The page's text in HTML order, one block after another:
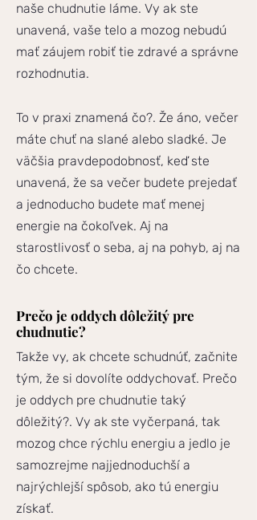
naše chudnutie láme. Vy ak ste
unavená, vaše telo a mozog nebudú
mať záujem robiť tie zdravé a správne
rozhodnutia.
To v praxi znamená čo?. Že áno, večer
máte chuť na slané alebo sladké. Je
väčšia pravdepodobnosť, keď ste
unavená, že sa večer budete prejedať
a jednoducho budete mať menej
energie na čokoľvek. Aj na
starostlivosť o seba, aj na pohyb, aj na
čo chcete.
Prečo je oddych dôležitý pre
chudnutie?
Takže vy, ak chcete schudnúť, začnite
tým, že si dovolíte oddychovať. Prečo
je oddych pre chudnutie taký
dôležitý?. Vy ak ste vyčerpaná, tak
mozog chce rýchlu energiu a jedlo je
samozrejme najjednoduchší a
najrýchlejší spôsob, ako tú energiu
získať.